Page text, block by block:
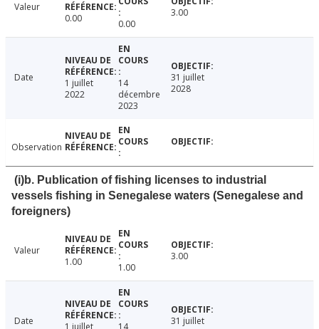
Valeur
0.00
0.00
3.00
Date
1 juillet
2022
14
décembre
2023
31 juillet
2028
Observation
(i)b. Publication of fishing licenses to industrial
vessels fishing in Senegalese waters (Senegalese and
foreigners)
Valeur
1.00
1.00
3.00
Date
31 juillet